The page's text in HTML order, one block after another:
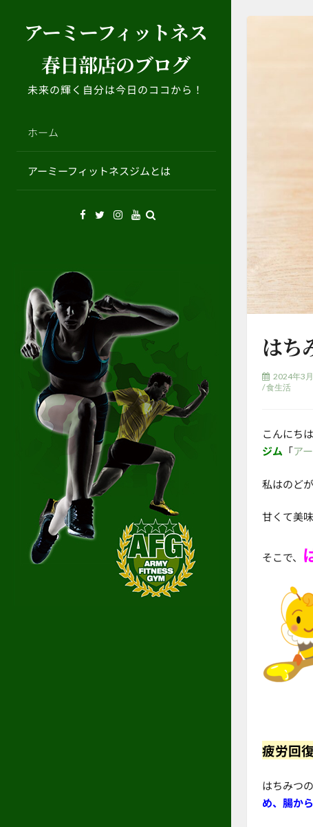
アーミーフィットネス
春日部店のブログ
未来の輝く自分は今日のココから！
ホーム
アーミーフィットネスジムとは
Facebook
TwitterInstagram
YouTube
はち
2024年3
/食生活
こんにちは
ジム 「ア
私はのど
甘くて美
そこで、
疲労回復
はちみつ
め、腸か